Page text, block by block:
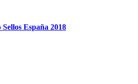
España 2018